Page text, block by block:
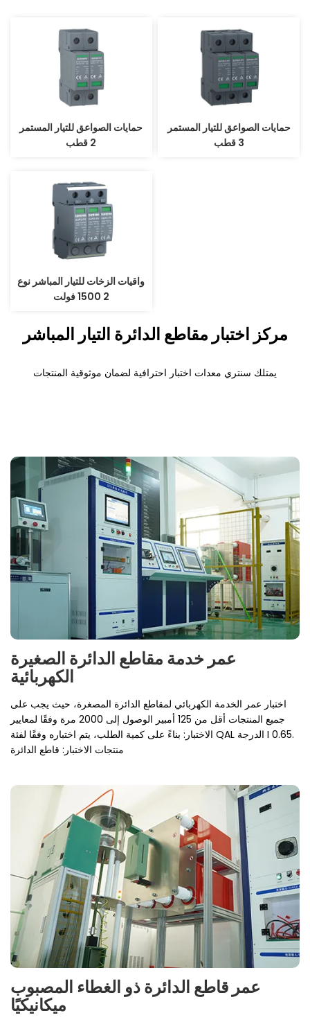
حمايات الصواعق للتيار المستمر
2 قطب
حمايات الصواعق للتيار المستمر
3 قطب
واقيات الزخات للتيار المباشر نوع
2 1500 فولت
مركز اختبار مقاطع الدائرة التيار المباشر
يمتلك سنتري معدات اختبار احترافية لضمان موثوقية المنتجات
عمر خدمة مقاطع الدائرة الصغيرة
الكهربائية
اختبار عمر الخدمة الكهربائي لمقاطع الدائرة المصغرة، حيث يجب على
جميع المنتجات أقل من 125 أمبير الوصول إلى 2000 مرة وفقًا لمعايير
الاختبار: بناءً على كمية الطلب، يتم اختباره وفقًا لفئة QAL الدرجة I 0.65.
منتجات الاختبار: قاطع الدائرة
عمر قاطع الدائرة ذو الغطاء المصبوب
ميكانيكيًا